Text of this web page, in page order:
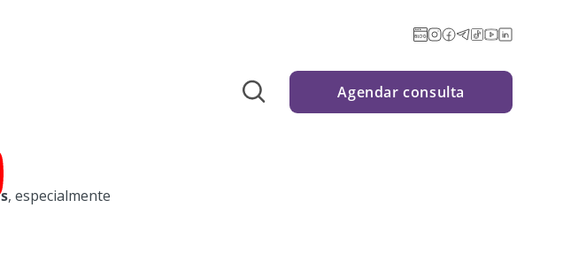
Agendar consulta
, especialmente